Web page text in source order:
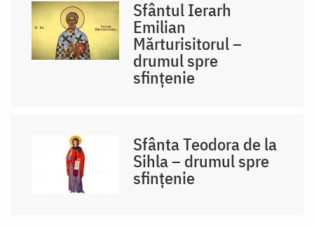
Sfântul Ierarh
Emilian
Mărturisitorul –
drumul spre
sfințenie
Sfânta Teodora de la
Sihla – drumul spre
sfințenie